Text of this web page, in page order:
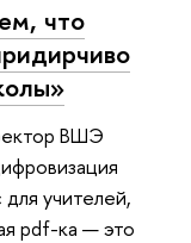
что
ВШЭ
учителей,
pdf-ка — это